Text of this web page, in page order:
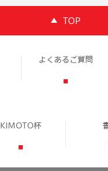
TOP
よくあるご質問
KIMOTO杯